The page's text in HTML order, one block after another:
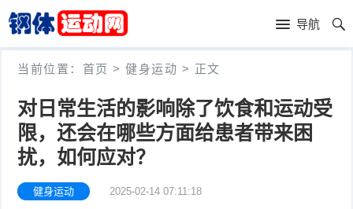
导航
首
页
体
当前位置： 首页 >健身运动 > 正文
对日常生活的影响除了饮食和运动受
限，还会在哪些方面给患者带来困
扰，如何应对？
健身运动 2025-02-14 07:11:18